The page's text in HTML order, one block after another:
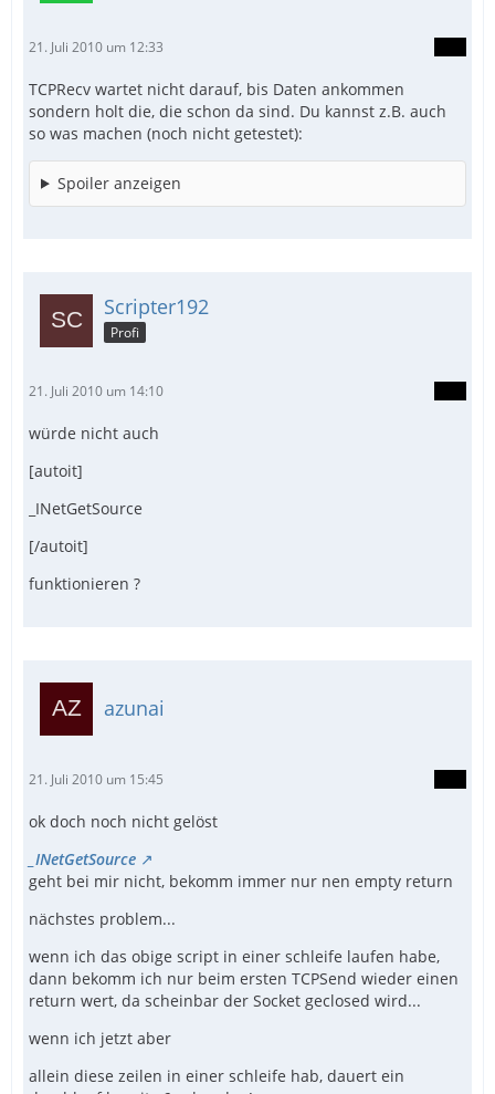
21. Juli 2010 um 12:33
TCPRecv wartet nicht darauf, bis Daten ankommen
sondern holt die, die schon da sind. Du kannst z.B. auch
so was machen (noch nicht getestet):
Spoiler anzeigen
Scripter192
Profi
21. Juli 2010 um 14:10
würde nicht auch
[autoit]
_INetGetSource
[/autoit]
funktionieren ?
azunai
21. Juli 2010 um 15:45
ok doch noch nicht gelöst
_INetGetSource
geht bei mir nicht, bekomm immer nur nen empty return
nächstes problem...
wenn ich das obige script in einer schleife laufen habe,
dann bekomm ich nur beim ersten TCPSend wieder einen
return wert, da scheinbar der Socket geclosed wird...
wenn ich jetzt aber
allein diese zeilen in einer schleife hab, dauert ein